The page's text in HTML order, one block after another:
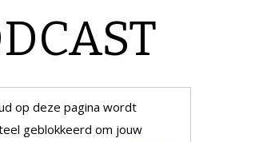
op deze pagina wordt
geblokkeerd om jouw